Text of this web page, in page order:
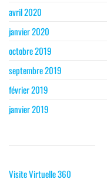
avril 2020
janvier 2020
octobre 2019
septembre 2019
février 2019
janvier 2019
Visite Virtuelle 360